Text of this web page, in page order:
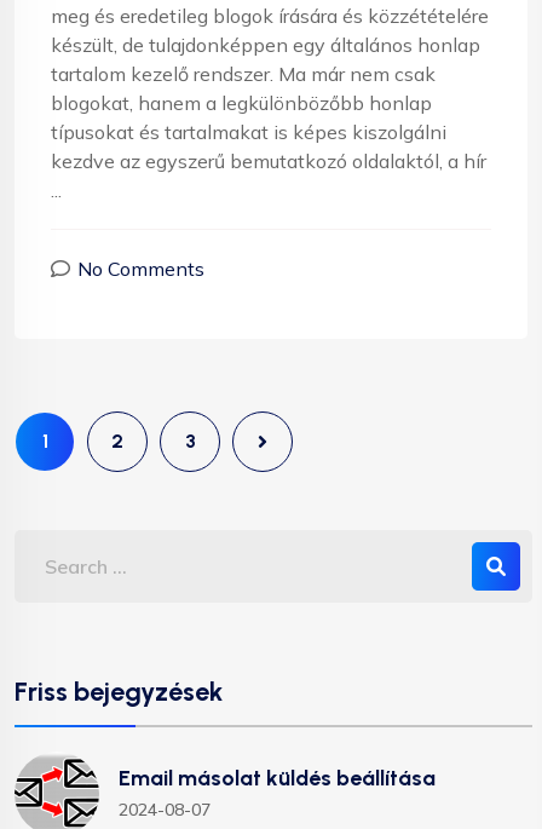
meg és eredetileg blogok írására és közzétételére
készült, de tulajdonképpen egy általános honlap
tartalom kezelő rendszer. Ma már nem csak
blogokat, hanem a legkülönbözőbb honlap
típusokat és tartalmakat is képes kiszolgálni
kezdve az egyszerű bemutatkozó oldalaktól, a hír
No Comments
1 2 3
Friss bejegyzések
Email másolat küldés beállítása
2024-08-07